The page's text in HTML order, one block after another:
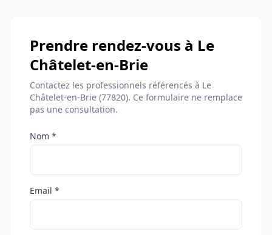
Prendre rendez-vous à Le
Châtelet-en-Brie
Contactez les professionnels référencés à Le
Châtelet-en-Brie (77820). Ce formulaire ne remplace
pas une consultation.
Nom *
Email *